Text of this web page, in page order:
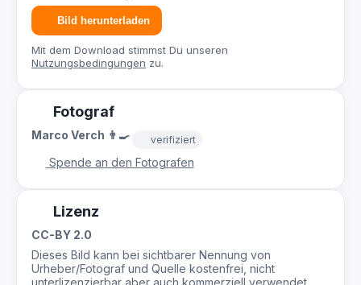
Bild herunterladen
Mit dem Download stimmst Du unseren
Nutzungsbedingungen zu.
Fotograf
Marco Verch 👨‍🍳 verifiziert
Spende an den Fotografen
Lizenz
CC-BY 2.0
Dieses Bild kann bei sichtbarer Nennung von
Urheber/Fotograf und Quelle kostenfrei, nicht
unterlizenzierbar aber auch kommerziell verwendet